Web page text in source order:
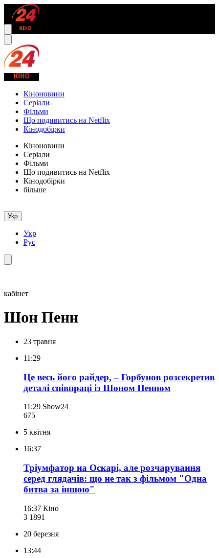
Кіноновини
Серіали
Фільми
Що подивитись на Netflix
Кінодобірки
Кіноновини
Серіали
Фільми
Що подивитись на Netflix
Кінодобірки
більше
Укр
Укр
Рус
кабінет
Шон Пенн
23 травня
11:29
Це весь його райдер, – Горбунов розсекретив
деталі співпраці із Шоном Пенном
11:29 Show24
675
5 квітня
16:37
Тріумфатор на Оскарі, але розчарування
серед глядачів: що не так з фільмом "Одна
битва за іншою"
16:37 Кіно
3 1891
20 березня
13:44